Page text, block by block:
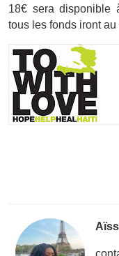
18€ sera disponible
tous les fonds iront